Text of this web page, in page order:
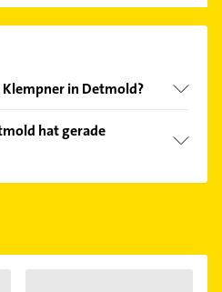
in Detmold?
Sie von den
können Sie sich
sortiert anzeigen lassen.
hat gerade
Sie alleÖffnungszeiten.